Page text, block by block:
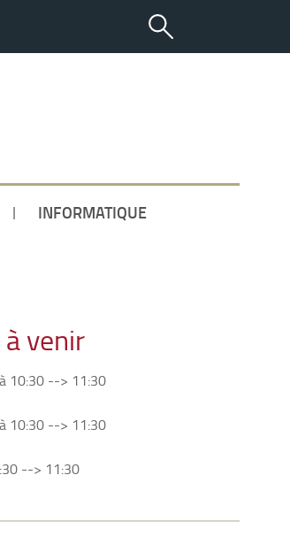
INFORMATIQUE
venir
10:30--> 11:30
10:30--> 11:30
--> 11:30